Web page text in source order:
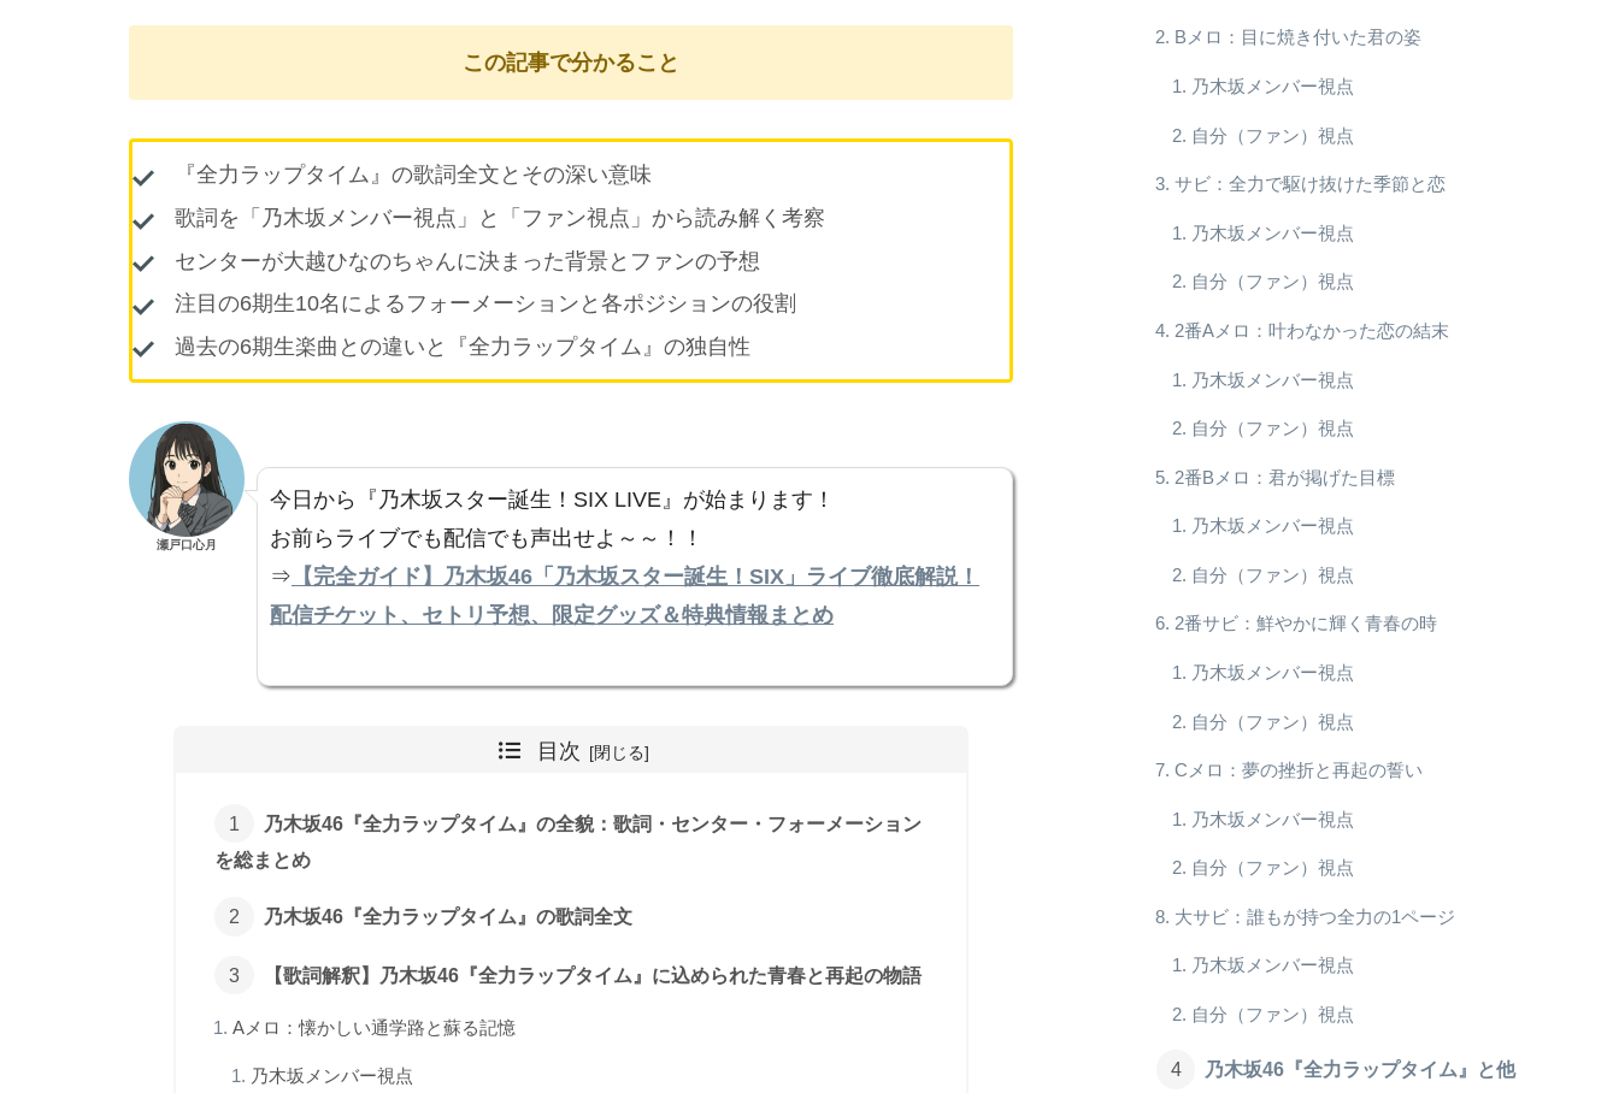
この記事で分かること
『全力ラップタイム』の歌詞全文とその深い意味
歌詞を「乃木坂メンバー視点」と「ファン視点」から読み解く考察
センターが大越ひなのちゃんに決まった背景とファンの予想
注目の6期生10名によるフォーメーションと各ポジションの役割
過去の6期生楽曲との違いと『全力ラップタイム』の独自性
瀬戸口心月
今日から『乃木坂スター誕生！SIX LIVE』が始まります！
お前らライブでも配信でも声出せよ～～！！
⇒ 【完全ガイド】乃木坂46「乃木坂スター誕生！SIX」ライブ徹底解説！
配信チケット、セトリ予想、限定グッズ＆特典情報まとめ
目次
乃木坂46『全力ラップタイム』の全貌：歌詞・センター・フォーメーション
を総まとめ
乃木坂46『全力ラップタイム』の歌詞全文
【歌詞解釈】乃木坂46『全力ラップタイム』に込められた青春と再起の物語
Aメロ：懐かしい通学路と蘇る記憶
乃木坂メンバー視点
Bメロ：目に焼き付いた君の姿
乃木坂メンバー視点
自分（ファン）視点
サビ：全力で駆け抜けた季節と恋
乃木坂メンバー視点
自分（ファン）視点
2番Aメロ：叶わなかった恋の結末
乃木坂メンバー視点
自分（ファン）視点
2番Bメロ：君が掲げた目標
乃木坂メンバー視点
自分（ファン）視点
2番サビ：鮮やかに輝く青春の時
乃木坂メンバー視点
自分（ファン）視点
Cメロ：夢の挫折と再起の誓い
乃木坂メンバー視点
自分（ファン）視点
大サビ：誰もが持つ全力の1ページ
乃木坂メンバー視点
自分（ファン）視点
乃木坂46『全力ラップタイム』と他